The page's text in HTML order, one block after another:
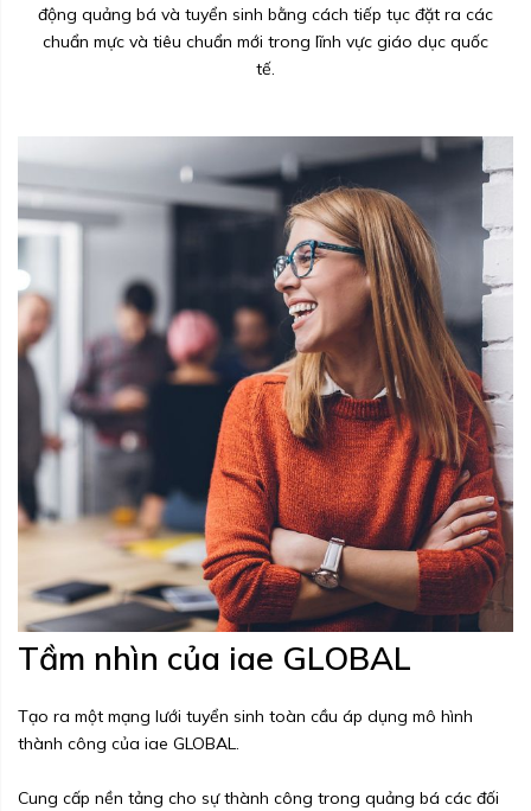
động quảng bá và tuyển sinh bằng cách tiếp tục đặt ra các
chuẩn mực và tiêu chuẩn mới trong lĩnh vực giáo dục quốc
tế.
Tầm nhìn của iae GLOBAL
Tạo ra một mạng lưới tuyển sinh toàn cầu áp dụng mô hình
thành công của iae GLOBAL.
Cung cấp nền tảng cho sự thành công trong quảng bá các đối